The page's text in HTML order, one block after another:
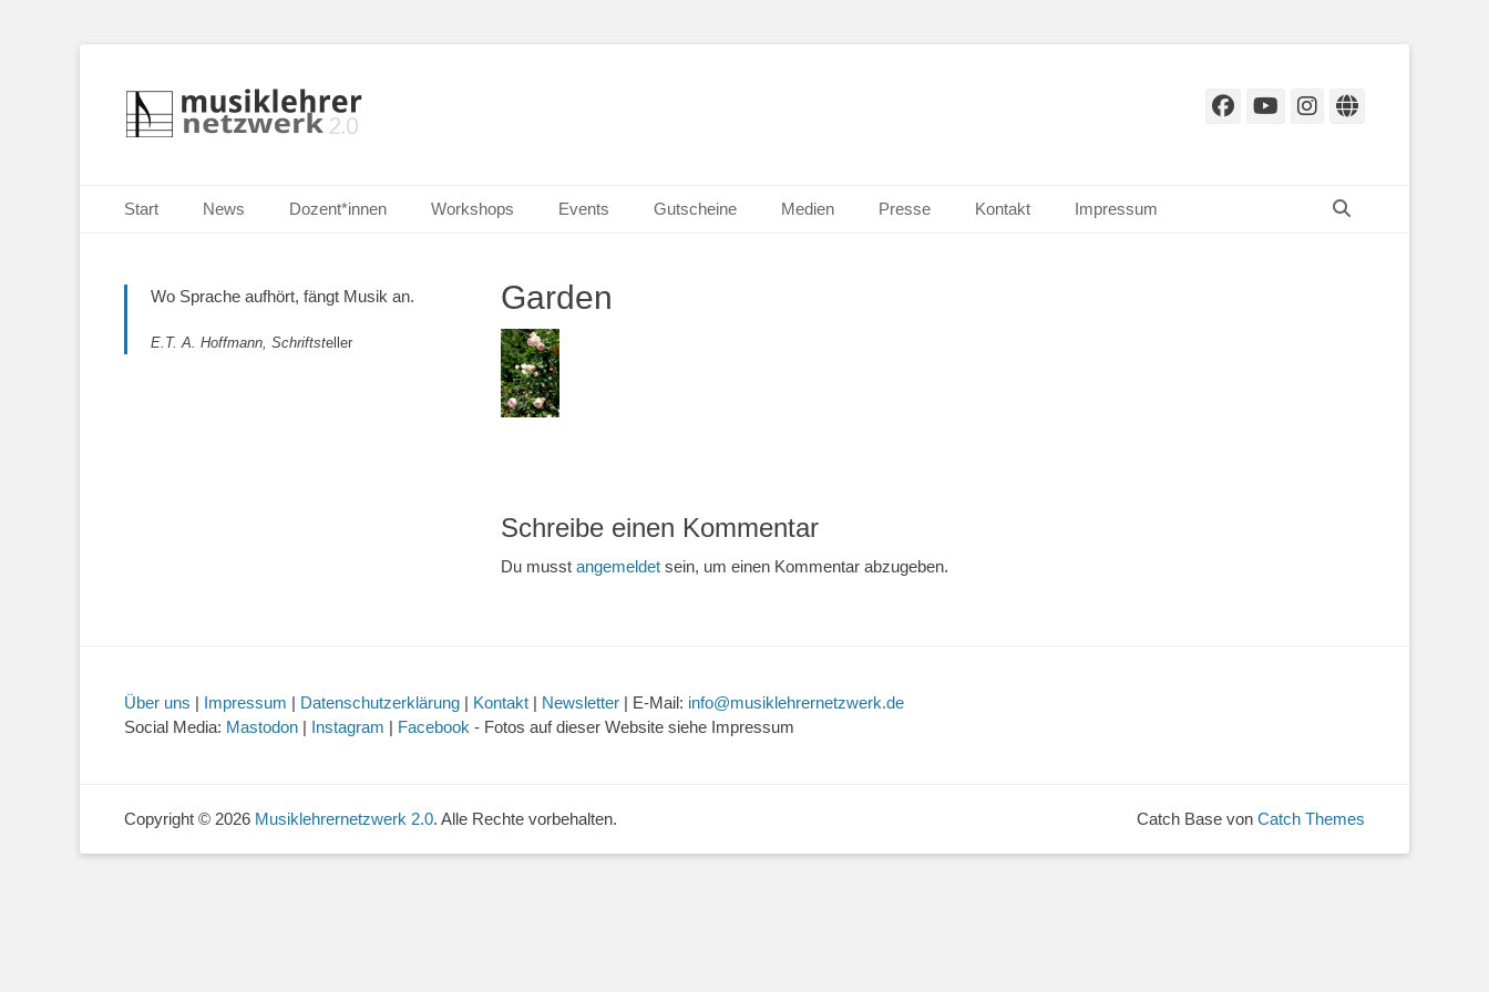
Musiklehrernetzwerk 2.0
Selbständige Musikpädagoginnen und Musikpädagogen in Wiesbaden Facebook
YouTube
Instagram
Website
Primäres Menü
Inhalt
Start News Dozent*innen Workshops Events Gutscheine Medien Presse Kontakt Impressum
Garden
Schreibe einen Kommentar
Du musst angemeldet sein, um einen Kommentar abzugeben.
Wo Sprache aufhört, fängt Musik an.
E.T. A. Hoffmann, Schriftsteller
Über uns | Impressum | Datenschutzerklärung | Kontakt | Newsletter | E-Mail: info@musiklehrernetzwerk.de
Social Media: Mastodon | Instagram | Facebook - Fotos auf dieser Website siehe Impressum
Copyright © 2026 Musiklehrernetzwerk 2.0. Alle Rechte vorbehalten. Catch Base von Catch Themes